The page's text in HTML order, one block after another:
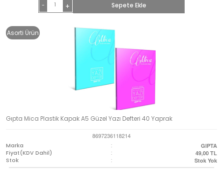
- + Sepete Ekle
Asorti Ürün
Gıpta Mica Plastik Kapak A5 Güzel Yazı Defteri 40 Yaprak
8697236118214
Marka
: GIPTA
Fiyat(KDV Dahil) : 49,00 TL
Stok : Stok Yok